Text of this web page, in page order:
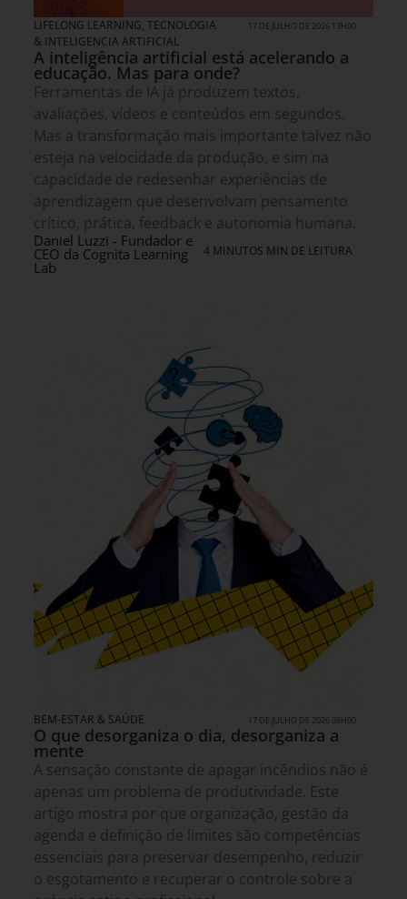
LIFELONG LEARNING, TECNOLOGIA
& INTELIGENCIA ARTIFICIAL
17 DE JULHO DE 2026 13H00
A inteligência artificial está acelerando a
educação. Mas para onde?
Ferramentas de IA já produzem textos,
avaliações, vídeos e conteúdos em segundos.
Mas a transformação mais importante talvez não
esteja na velocidade da produção, e sim na
capacidade de redesenhar experiências de
aprendizagem que desenvolvam pensamento
crítico, prática, feedback e autonomia humana.
Daniel Luzzi - Fundador e
CEO da Cognita Learning
Lab
4 MINUTOS MIN DE LEITURA
BEM-ESTAR & SAÚDE 17 DE JULHO DE 2026 08H00
O que desorganiza o dia, desorganiza a
mente
A sensação constante de apagar incêndios não é
apenas um problema de produtividade. Este
artigo mostra por que organização, gestão da
agenda e definição de limites são competências
essenciais para preservar desempenho, reduzir
o esgotamento e recuperar o controle sobre a